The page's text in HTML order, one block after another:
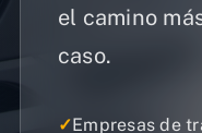
el camino
caso.
✓Empresas de